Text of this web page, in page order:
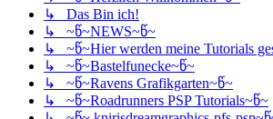
↳ Das Bin ich!
↳ ~წ~NEWS~წ~
↳ ~წ~Hier werden meine Tutorials
↳ ~წ~Bastelfunecke~წ~
↳ ~წ~Ravens Grafikgarten~წ~
↳ ~წ~Roadrunners PSP Tutorials~წ~